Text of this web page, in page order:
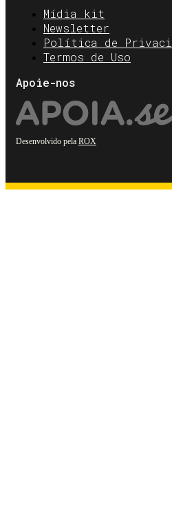
Mídia kit
Newsletter
Política de
Termos de Uso
Apoie-nos
Desenvolvido pela ROX